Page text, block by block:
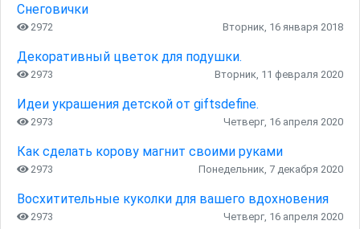
Снеговички
2972 Вторник, 16 января 2018
Декоративный цветок для подушки.
2973 Вторник, 11 февраля 2020
Идеи украшения детской от giftsdefine.
2973 Четверг, 16 апреля 2020
Как сделать корову магнит своими руками
2973 Понедельник, 7 декабря 2020
Восхитительные куколки для вашего вдохновения
2973 Четверг, 16 апреля 2020